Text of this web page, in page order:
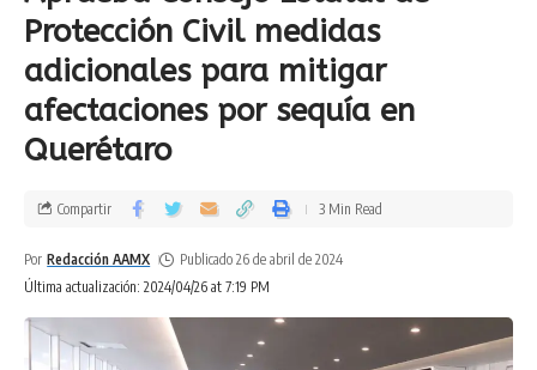
Protección Civil medidas
adicionales para mitigar
afectaciones por sequía en
Querétaro
Última actualización: 2024/04/26 at 7:19 PM
Por Redacción AAMX Publicado 26 de abril de 2024
Compartir 3 Min Read